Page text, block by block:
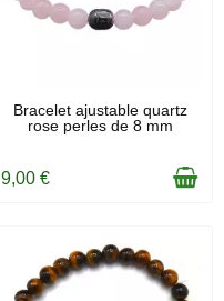
EN STOCK
Bracelet ajustable quartz
rose perles de 8 mm
9,00 €